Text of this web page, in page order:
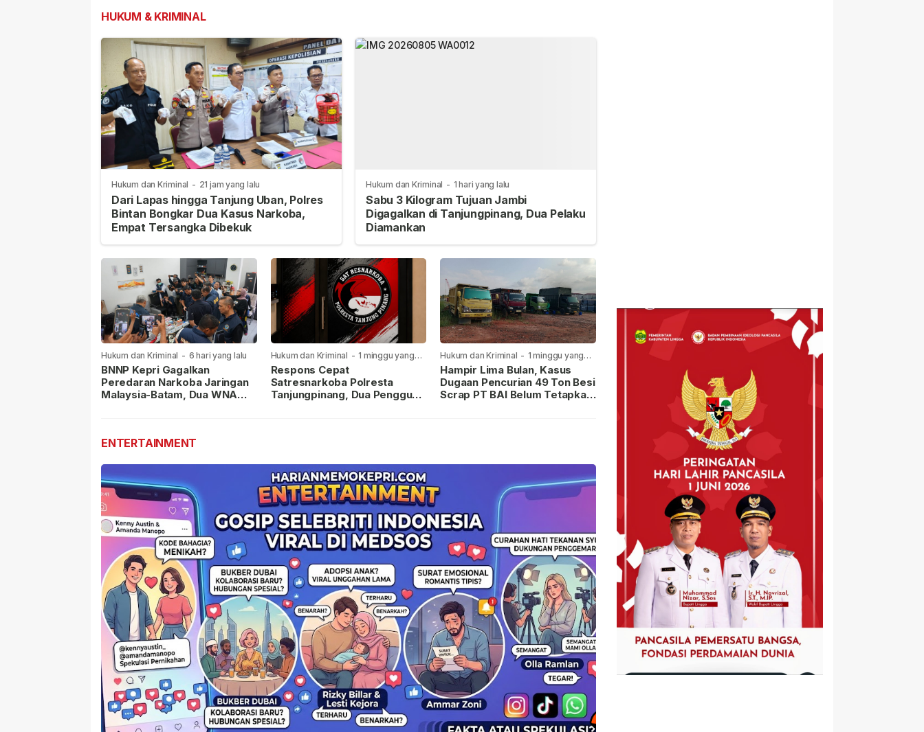
HUKUM & KRIMINAL
Hukum dan Kriminal - 21 jam yang lalu
Dari Lapas hingga Tanjung Uban, Polres
Bintan Bongkar Dua Kasus Narkoba,
Empat Tersangka Dibekuk
Hukum dan Kriminal - 1 hari yang lalu
Sabu 3 Kilogram Tujuan Jambi
Digagalkan di Tanjungpinang, Dua Pelaku
Diamankan
Hukum dan Kriminal - 6 hari yang lalu
BNNP Kepri Gagalkan
Peredaran Narkoba Jaringan
Malaysia-Batam, Dua WNA
Hukum dan Kriminal - 1 minggu yang
lalu
Respons Cepat
Satresnarkoba Polresta
Tanjungpinang, Dua Pengguna
Hukum dan Kriminal - 1 minggu yang
lalu
Hampir Lima Bulan, Kasus
Dugaan Pencurian 49 Ton Besi
Scrap PT BAI Belum Tetapkan
ENTERTAINMENT